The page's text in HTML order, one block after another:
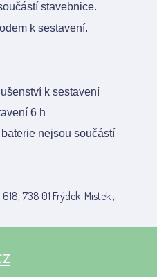
stavebnice.
k sestavení.
k sestavení
6 h
nejsou součástí
738 01 Frýdek-Místek ,